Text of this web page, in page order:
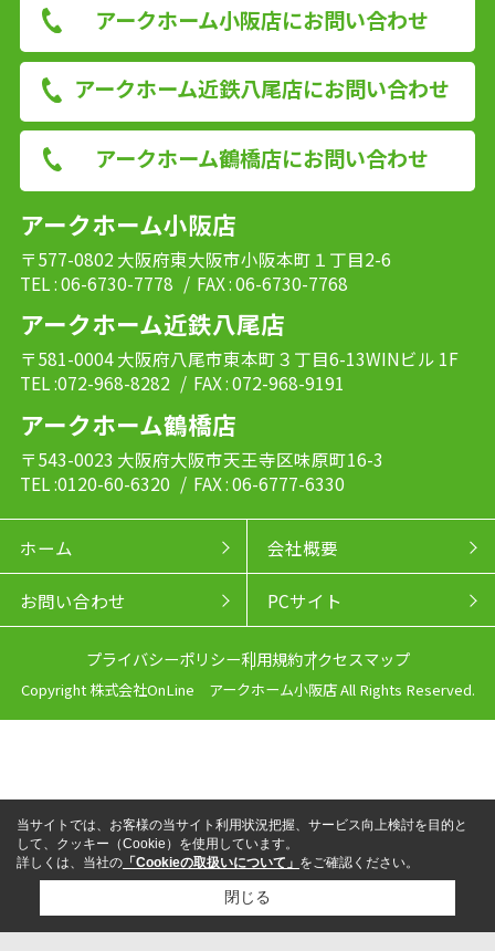
アークホーム小阪店にお問い合わせ
アークホーム近鉄八尾店にお問い合わせ
アークホーム鶴橋店にお問い合わせ
アークホーム小阪店
〒577-0802 大阪府東大阪市小阪本町１丁目2-6
TEL : 06-6730-7778 / FAX : 06-6730-7768
アークホーム近鉄八尾店
〒581-0004 大阪府八尾市東本町３丁目6-13WINビル 1F
TEL :072-968-8282 / FAX : 072-968-9191
アークホーム鶴橋店
〒543-0023 大阪府大阪市天王寺区味原町16-3
TEL :0120-60-6320 / FAX : 06-6777-6330
ホーム 会社概要
お問い合わせ PCサイト
プライバシーポリシー利用規約アクセスマップ
Copyright 株式会社OnLine アークホーム小阪店 All Rights Reserved.
LINEからお問い合わせ
当サイトでは、お客様の当サイト利用状況把握、サービス向上検討を目的と
して、クッキー（Cookie）を使用しています。
詳しくは、当社の 「Cookieの取扱いについて」 をご確認ください。
閉じる